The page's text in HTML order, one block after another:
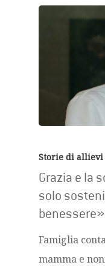
Storie di allievi
Grazia e la
solo
benessere»
Famiglia
mamma e